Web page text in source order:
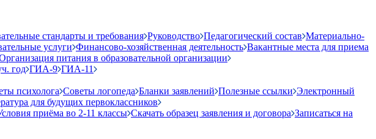
стандарты и требования Руководство Педагогический состав Материально-
услуги Финансово-хозяйственная деятельность Вакантные места для приема
питания в образовательной организации
год ГИА-9 ГИА-11
психолога Советы логопеда Бланки заявлений Полезные ссылки Электронный
для будущих первоклассников
приёма во 2-11 классы Скачать образец заявления и договора Записаться на